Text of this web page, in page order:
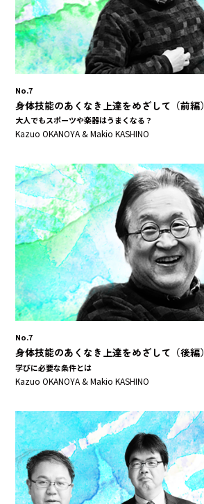
No.7
身体技能のあくなき上達をめざして（前編）
大人でもスポーツや楽器はうまくなる？
Kazuo OKANOYA & Makio KASHINO
No.7
身体技能のあくなき上達をめざして（後編）
学びに必要な条件とは
Kazuo OKANOYA & Makio KASHINO